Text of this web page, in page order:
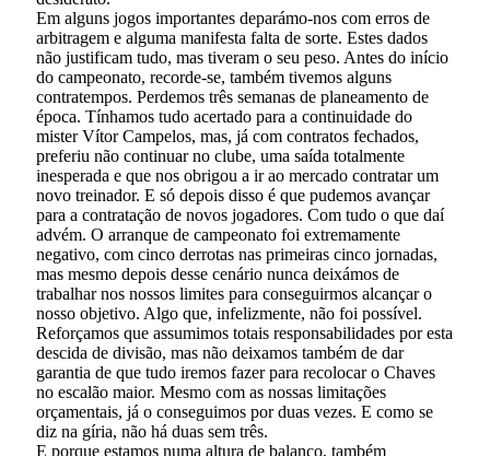
Em alguns jogos importantes deparámo-nos com erros de
arbitragem e alguma manifesta falta de sorte. Estes dados
não justificam tudo, mas tiveram o seu peso. Antes do início
do campeonato, recorde-se, também tivemos alguns
contratempos. Perdemos três semanas de planeamento de
época. Tínhamos tudo acertado para a continuidade do
mister Vítor Campelos, mas, já com contratos fechados,
preferiu não continuar no clube, uma saída totalmente
inesperada e que nos obrigou a ir ao mercado contratar um
novo treinador. E só depois disso é que pudemos avançar
para a contratação de novos jogadores. Com tudo o que daí
advém. O arranque de campeonato foi extremamente
negativo, com cinco derrotas nas primeiras cinco jornadas,
mas mesmo depois desse cenário nunca deixámos de
trabalhar nos nossos limites para conseguirmos alcançar o
nosso objetivo. Algo que, infelizmente, não foi possível.
Reforçamos que assumimos totais responsabilidades por esta
descida de divisão, mas não deixamos também de dar
garantia de que tudo iremos fazer para recolocar o Chaves
no escalão maior. Mesmo com as nossas limitações
orçamentais, já o conseguimos por duas vezes. E como se
diz na gíria, não há duas sem três.
E porque estamos numa altura de balanço, também